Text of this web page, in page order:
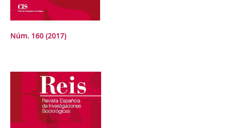
Núm. 160 (2017)